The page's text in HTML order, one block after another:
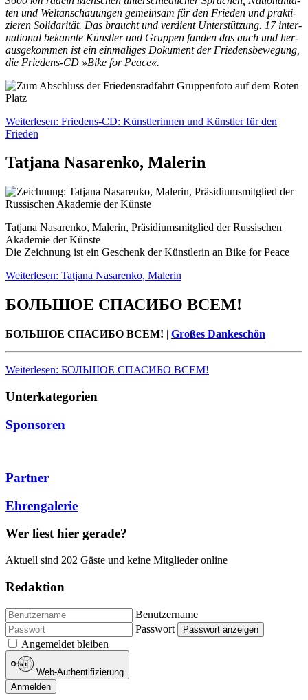
ten und Welt­an­schau­un­gen ge­mein­sam für den Frie­den und prak­ti­
zie­ren So­li­da­ri­tät. Das braucht und ver­dient Un­ter­stüt­zung. 17 in­ter­
na­tio­nal be­kann­te Künst­ler und Grup­pen fan­den das auch und her­
aus­ge­kom­men ist ein ein­ma­li­ges Do­ku­ment der Frie­dens­be­we­gung,
die Frie­dens-CD »Bike for Peace«.
Weiterlesen: Friedens-CD: Künstlerinnen und Künstler für den
Frieden
Tatjana Nasarenko, Malerin
Tatjana Nasarenko, Malerin, Präsidiumsmitglied der Russischen
Akademie der Künste
Die Zeichnung ist ein Geschenk der Künstlerin an Bike for Peace
Weiterlesen: Tatjana Nasarenko, Malerin
БОЛЬШОЕ СПАСИБО ВСЕМ!
БОЛЬШОЕ СПАСИБО ВСЕМ! | Großes Dankeschön
Weiterlesen: БОЛЬШОЕ СПАСИБО ВСЕМ!
Unterkategorien
Sponsoren
Partner
Ehrengalerie
Wer liest hier gerade?
Aktuell sind 202 Gäste und keine Mitglieder online
Redaktion
Benutzername
Passwort
Passwort anzeigen
Angemeldet bleiben
Web-Authentifizierung
Anmelden